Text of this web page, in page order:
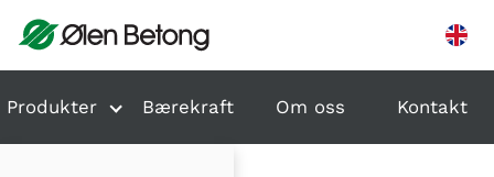
Hopp til innhold
Produkter Bærekraft Om oss Kontakt